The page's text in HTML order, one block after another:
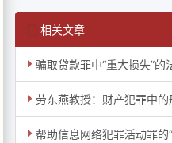
相关文章
骗取贷款罪中“重大损失”的
劳东燕教授：财产犯罪中的
帮助信息网络犯罪活动罪的